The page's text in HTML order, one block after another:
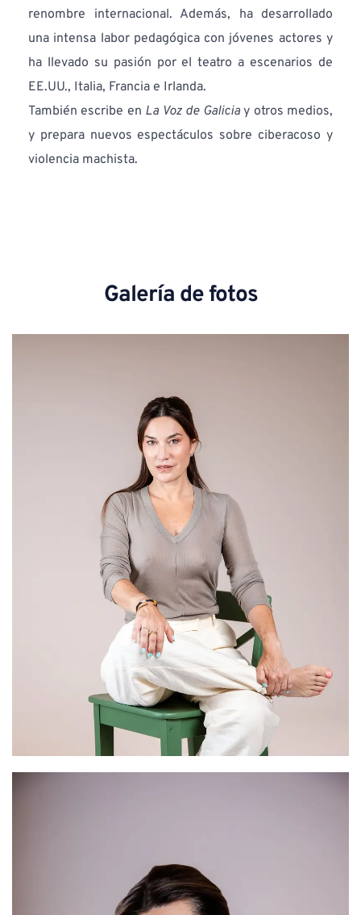
renombre internacional. Además, ha desarrollado
una intensa labor pedagógica con jóvenes actores y
ha llevado su pasión por el teatro a escenarios de
EE.UU., Italia, Francia e Irlanda.
También escribe en La Voz de Galicia y otros medios,
y prepara nuevos espectáculos sobre ciberacoso y
violencia machista.
Galería de fotos